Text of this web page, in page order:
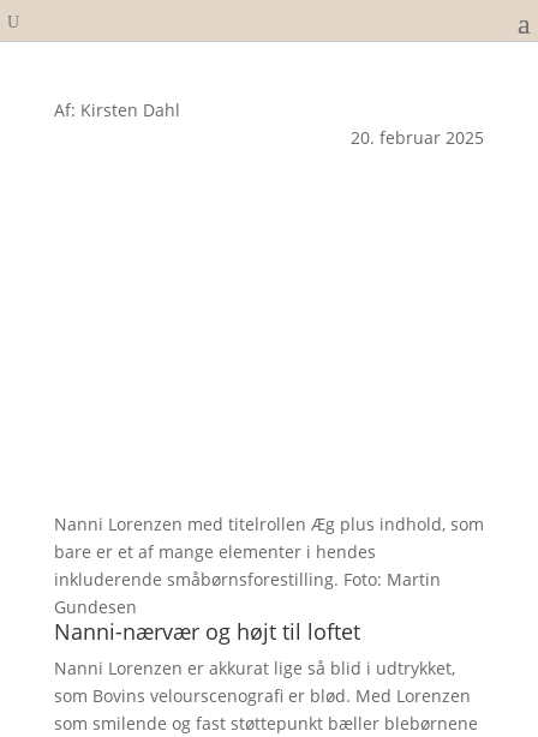
Af: Kirsten Dahl
20. februar 2025
Nanni Lorenzen med titelrollen Æg plus indhold, som
bare er et af mange elementer i hendes
inkluderende småbørnsforestilling. Foto: Martin
Gundesen
Nanni-nærvær og højt til loftet
Nanni Lorenzen er akkurat lige så blid i udtrykket,
som Bovins velourscenografi er blød. Med Lorenzen
som smilende og fast støttepunkt bæller blebørnene